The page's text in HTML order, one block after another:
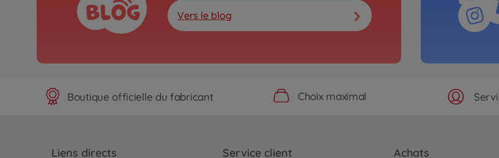
Vers le blog
Boutique officielle du fabricant Choix maximal
Liens directs Service client Achats